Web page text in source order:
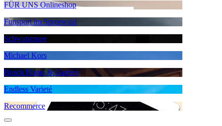
FÜR UNS Onlineshop
Funsport im Spreewald
Schwanensee
Michael Kors
Bosch Home & Garden
Endless Varieté
Recommerce